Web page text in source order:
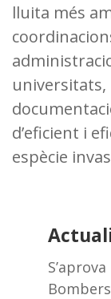
lluita més
universitats,
d’eficient i
espècie